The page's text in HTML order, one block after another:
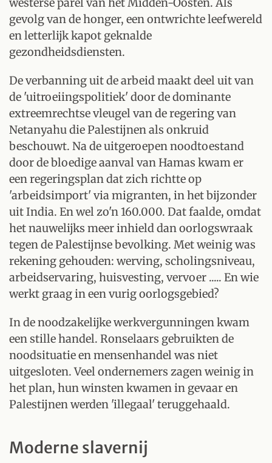
gevolg van de honger, een ontwrichte leefwereld
en letterlijk kapot geknalde
gezondheidsdiensten.
De verbanning uit de arbeid maakt deel uit van
de 'uitroeiingspolitiek' door de dominante
extreemrechtse vleugel van de regering van
Netanyahu die Palestijnen als onkruid
beschouwt. Na de uitgeroepen noodtoestand
door de bloedige aanval van Hamas kwam er
een regeringsplan dat zich richtte op
'arbeidsimport' via migranten, in het bijzonder
uit India. En wel zo'n 160.000. Dat faalde, omdat
het nauwelijks meer inhield dan oorlogswraak
tegen de Palestijnse bevolking. Met weinig was
rekening gehouden: werving, scholingsniveau,
arbeidservaring, huisvesting, vervoer ..... En wie
werkt graag in een vurig oorlogsgebied?
In de noodzakelijke werkvergunningen kwam
een stille handel. Ronselaars gebruikten de
noodsituatie en mensenhandel was niet
uitgesloten. Veel ondernemers zagen weinig in
het plan, hun winsten kwamen in gevaar en
Palestijnen werden 'illegaal' teruggehaald.
Moderne slavernij